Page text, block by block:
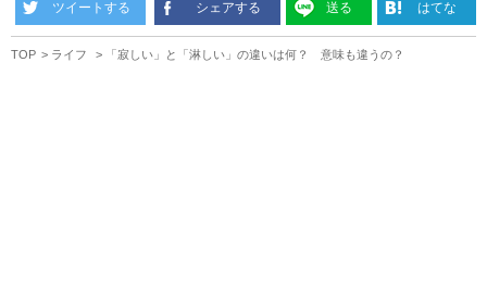
ツイートする シェアする 送る はてな
TOP ライフ 「寂しい」と「淋しい」の違いは何？ 意味も違うの？